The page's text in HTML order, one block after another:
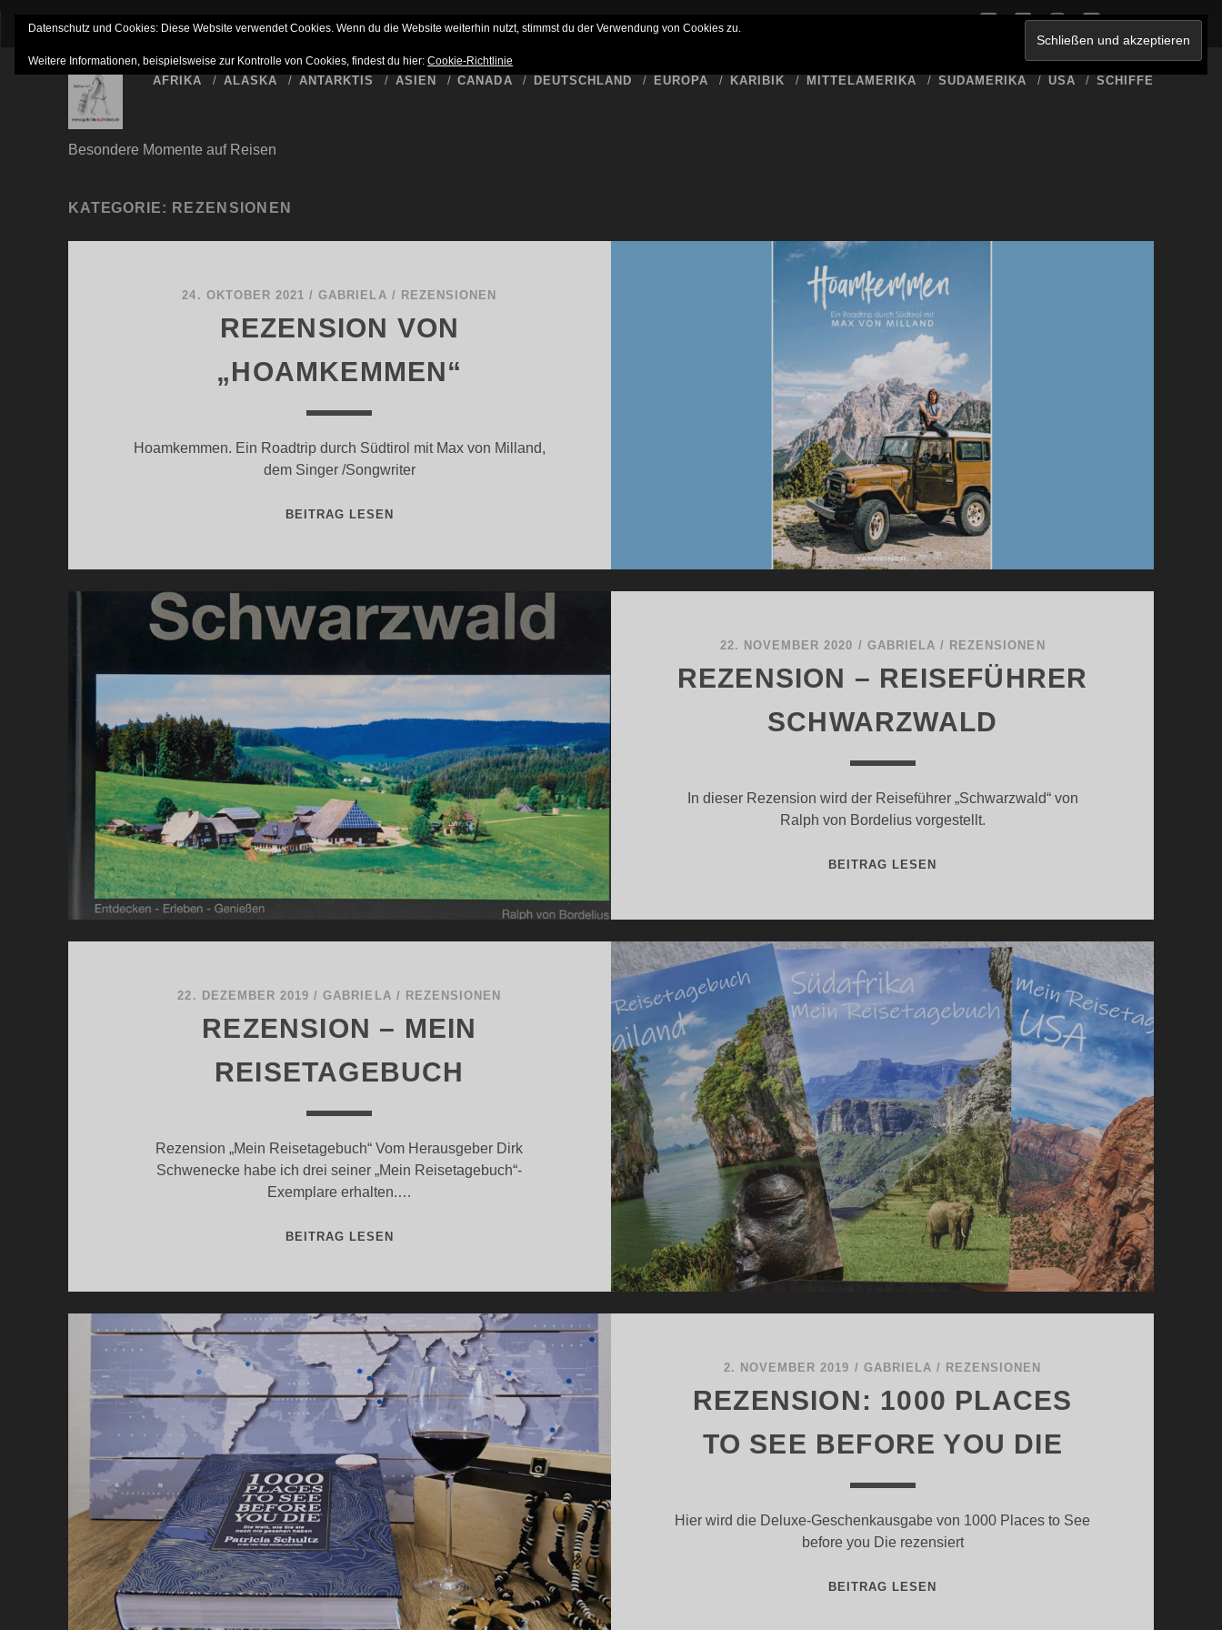
IMPRESSUM NETTIQUETTE HAFTUNGSAUSSCHLUSS BUCKET LIST WER SCHREIBT HIER DATENSCHUTZERKLÄRUNG twitterfacebook
instagram
youtube
Besondere Momente auf Reisen
AFRIKA ALASKA ANTARKTIS ASIEN CANADA DEUTSCHLAND EUROPA KARIBIK MITTELAMERIKA SÜDAMERIKA USA SCHIFFE
KATEGORIE: REZENSIONEN
24. OKTOBER 2021 /GABRIELA / REZENSIONEN
REZENSION VON
„HOAMKEMMEN“
Hoamkemmen. Ein Roadtrip durch Südtirol mit Max von Milland,
dem Singer /Songwriter
BEITRAG LESEN
22. NOVEMBER 2020 / GABRIELA / REZENSIONEN
REZENSION – REISEFÜHRER
SCHWARZWALD
In dieser Rezension wird der Reiseführer „Schwarzwald“ von
Ralph von Bordelius vorgestellt.
BEITRAG LESEN
22. DEZEMBER 2019 /GABRIELA / REZENSIONEN
REZENSION – MEIN
REISETAGEBUCH
Rezension „Mein Reisetagebuch“ Vom Herausgeber Dirk
Schwenecke habe ich drei seiner „Mein Reisetagebuch“-
Exemplare erhalten.…
BEITRAG LESEN
2. NOVEMBER 2019 / GABRIELA / REZENSIONEN
REZENSION: 1000 PLACES
TO SEE BEFORE YOU DIE
Hier wird die Deluxe-Geschenkausgabe von 1000 Places to See
before you Die rezensiert
BEITRAG LESEN
Datenschutz und Cookies: Diese Website verwendet Cookies. Wenn du die Website weiterhin nutzt, stimmst du der Verwendung von Cookies zu.
Weitere Informationen, beispielsweise zur Kontrolle von Cookies, findest du hier: Cookie-Richtlinie